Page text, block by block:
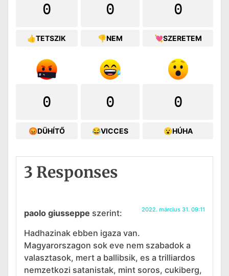
0
👍TETSZIK
0
👎NEM
0
💘SZERETEM
0
😡DÜHÍTŐ
0
😂VICCES
0
😮HÚHA
3 Responses
paolo giusseppe szerint: 2022. március 31. 09:11
Hadhazinak ebben igaza van.
Magyarorszagon sok eve nem szabadok a
valasztasok, mert a ballibsik, es a trilliardos
nemzetkozi satanistak, mint soros, cukiberg,